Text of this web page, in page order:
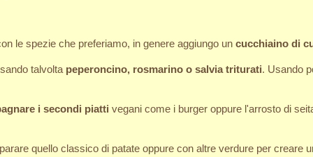
le spezie che preferiamo, in genere aggiungo un cucchiaino di
talvolta peperoncino, rosmarino o salvia triturati. Usando
i secondi piatti vegani come i burger oppure l'arrosto di
quello classico di patate oppure con altre verdure per creare